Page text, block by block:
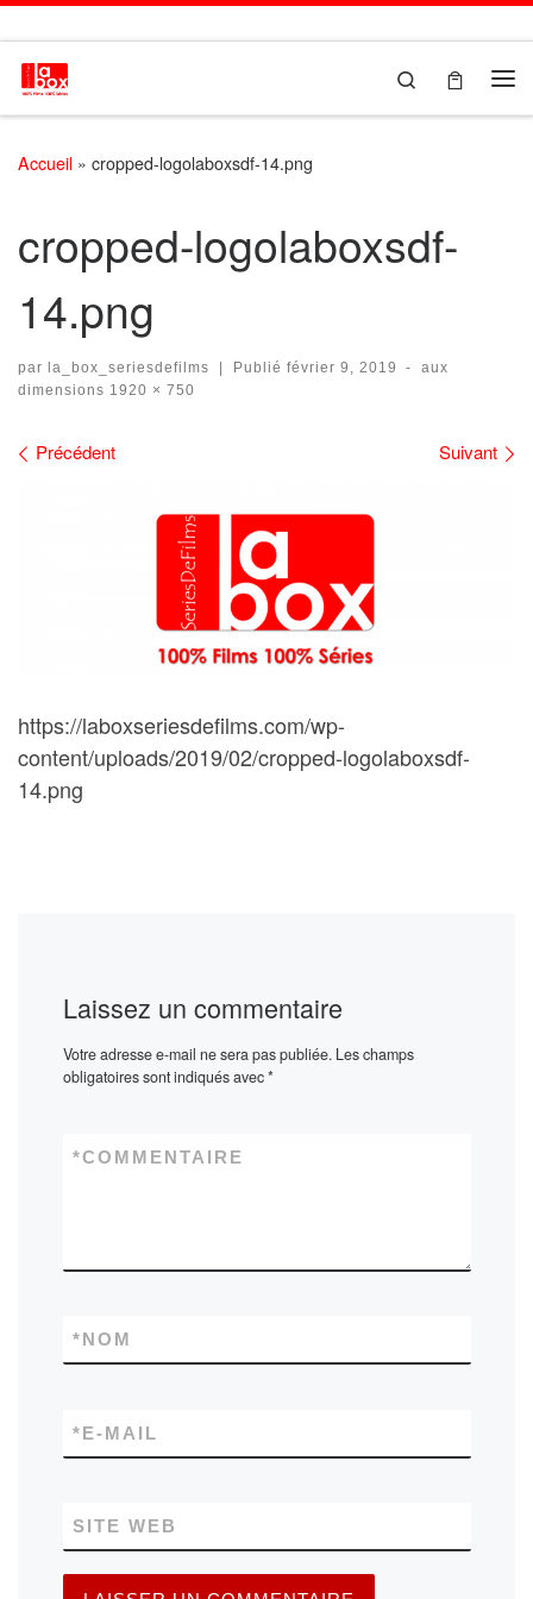
Passer au contenu
Search
Accueil » cropped-logolaboxsdf-14.png
cropped-logolaboxsdf-
14.png
par la_box_seriesdefilms | Publié février 9, 2019 -
aux
dimensions 1920 × 750
Navigation des images
Précédent Suivant
https://laboxseriesdefilms.com/wp-
content/uploads/2019/02/cropped-logolaboxsdf-
14.png
Laissez un commentaire
Votre adresse e-mail ne sera pas publiée. Les champs
obligatoires sont indiqués avec*
COMMENTAIRE
*
NOM
*
E-MAIL
*
SITE WEB